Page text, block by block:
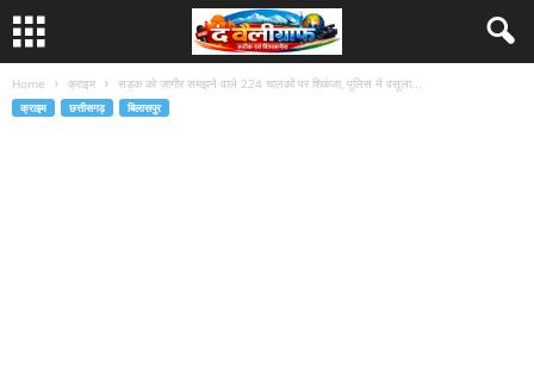
Home क्राइम सड़क को जागीर समझने वाले 224 चालकों पर शिकंजा, पुलिस ने वसूला...
क्राइम छत्तीसगढ़ बिलासपुर